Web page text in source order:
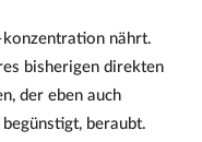
nährt.
bisherigen direkten
der eben auch
beraubt.